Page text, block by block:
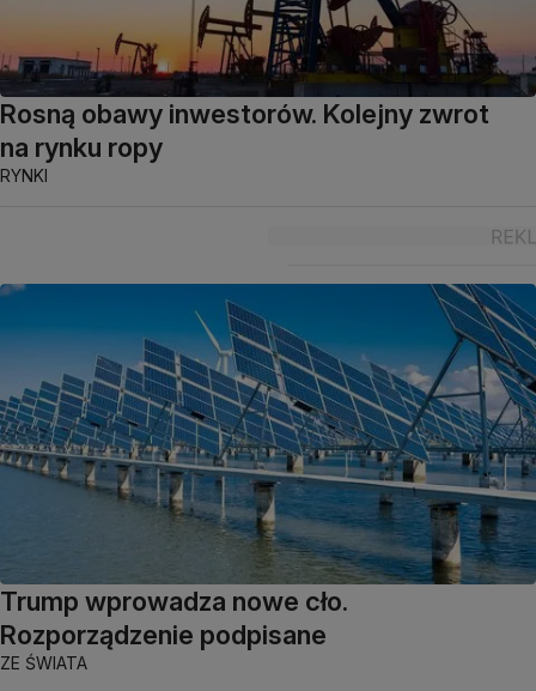
Rosną obawy inwestorów. Kolejny zwrot
na rynku ropy
RYNKI
Trump wprowadza nowe cło.
Rozporządzenie podpisane
ZE ŚWIATA